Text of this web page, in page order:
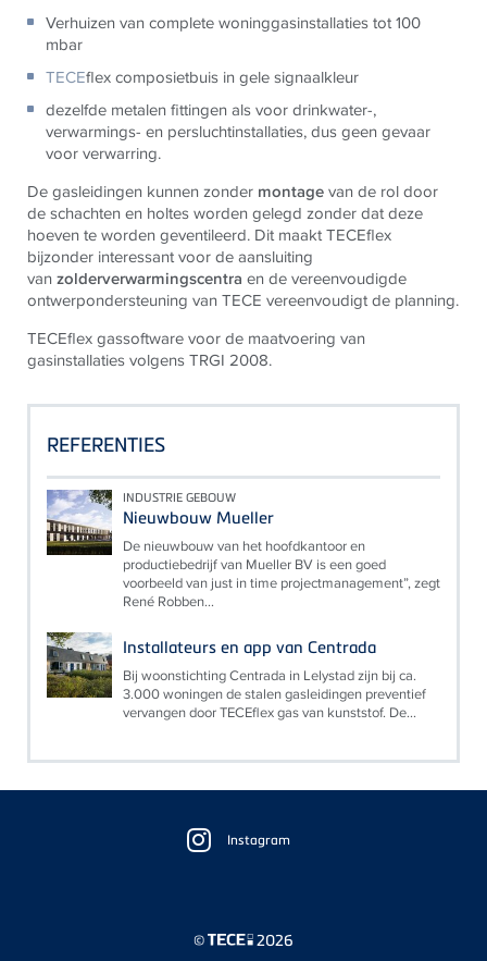
Verhuizen van complete woninggasinstallaties tot 100
mbar
TECEflex composietbuis in gele signaalkleur
dezelfde metalen fittingen als voor drinkwater-,
verwarmings- en persluchtinstallaties, dus geen gevaar
voor verwarring.
De gasleidingen kunnen zonder montagevan de rol door
de schachten en holtes worden gelegd zonder dat deze
hoeven te worden geventileerd. Dit maakt TECEflex
bijzonder interessant voor de aansluiting
vanzolderverwarmingscentra en de vereenvoudigde
ontwerpondersteuning van TECE vereenvoudigt de planning.
TECEflex gassoftware voor de maatvoering van
gasinstallaties volgens TRGI 2008.
REFERENTIES
INDUSTRIE GEBOUW
Nieuwbouw Mueller
De nieuwbouw van het hoofdkantoor en
productiebedrijf van Mueller BV is een goed
voorbeeld van just in time projectmanagement”, zegt
René Robben...
Installateurs en app van Centrada
Bij woonstichting Centrada in Lelystad zijn bij ca.
3.000 woningen de stalen gasleidingen preventief
vervangen door TECEflex gas van kunststof. De...
Instagram
© 2026